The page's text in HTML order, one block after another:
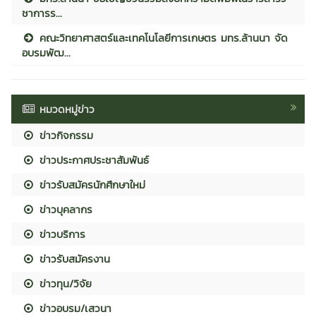
ชาการร...
คณะวิทยาศาสตร์และเทคโนโลยีการเกษตร มทร.ล้านนา จัด
อบรมพัฒ...
หมวดหมู่ข่าว
ข่าวกิจกรรม
ข่าวประกาศประชาสัมพันธ์
ข่าวรับสมัครนักศึกษาใหม่
ข่าวบุคลากร
ข่าวบริการ
ข่าวรับสมัครงาน
ข่าวทุน/วิจัย
ข่าวอบรม/เสวนา